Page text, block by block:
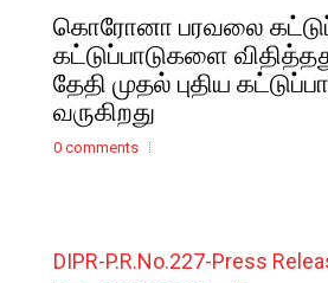
கொரோனா பரவலை
கட்டுப்பாடுகளை
தேதி முதல் புதிய
வருகிறது
0 comments
DIPR-P.R.No.227-Press